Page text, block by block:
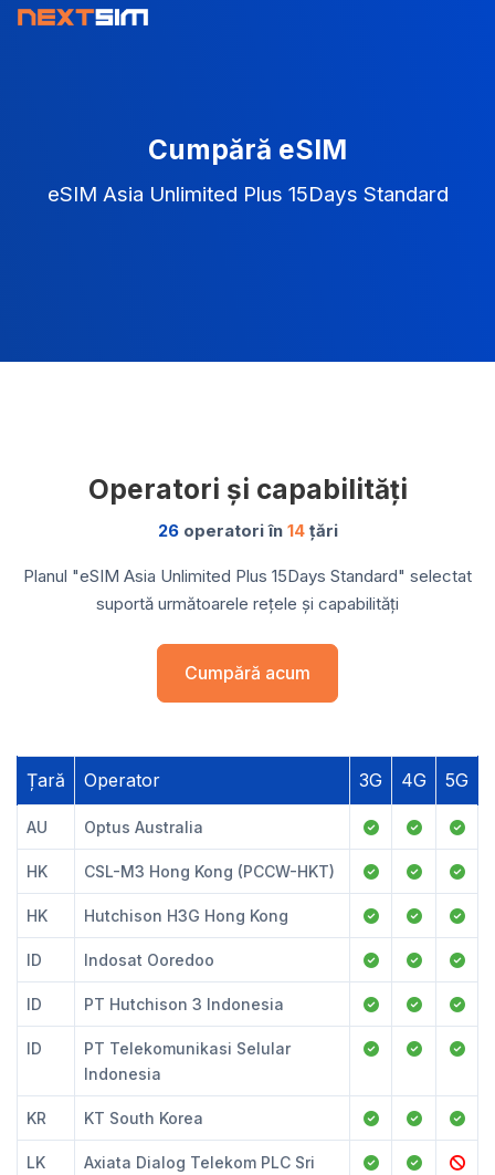
Cumpără eSIM
eSIM Asia Unlimited Plus 15Days Standard
Operatori și capabilități
26operatori în 14țări
Planul "eSIM Asia Unlimited Plus 15Days Standard" selectat
suportă următoarele rețele și capabilități
Cumpără acum
Țară Operator 3G 4G 5G
AU Optus Australia
HK CSL-M3 Hong Kong (PCCW-HKT)
HK Hutchison H3G Hong Kong
ID Indosat Ooredoo
ID PT Hutchison 3 Indonesia
ID
PT Telekomunikasi Selular
Indonesia
KR KT South Korea
LK
Axiata Dialog Telekom PLC Sri